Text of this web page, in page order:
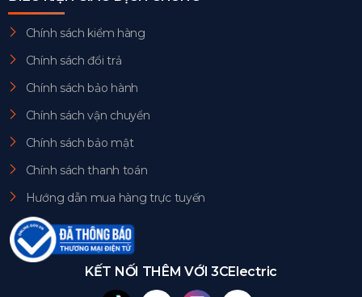
Chính sách kiểm hàng
Chính sách đổi trả
Chính sách bảo hành
Chính sách vận chuyển
Chính sách bảo mật
Chính sách thanh toán
Hướng dẫn mua hàng trực tuyến
KẾT NỐI THÊM VỚI 3CElectric